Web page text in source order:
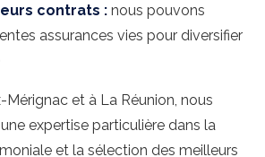
contrats : nous pouvons
assurances vies pour diversifier
Mérignac et à La Réunion, nous
expertise particulière dans la
et la sélection des meilleurs